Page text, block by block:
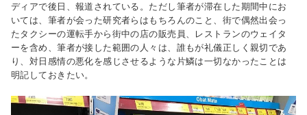
ディアで後日、報道されている。ただし筆者が滞在した期間中にお
いては、筆者が会った研究者らはもちろんのこと、街で偶然出会っ
たタクシーの運転手から街中の店の販売員、レストランのウェイタ
ーを含め、筆者が接した範囲の人々は、誰もが礼儀正しく親切であ
り、対日感情の悪化を感じさせるような片鱗は一切なかったことは
明記しておきたい。